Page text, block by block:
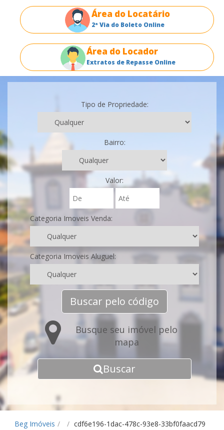
Área do Locatário
2ª Via do Boleto Online
Área do Locador
Extratos de Repasse Online
Tipo de Propriedade:
Bairro:
Valor:
Categoria Imoveis Venda:
Categoria Imoveis Aluguel:
Buscar pelo código
Busque seu imóvel pelo
mapa
Buscar
Beg Imóveis / / cdf6e196-1dac-478c-93e8-33bf0faacd79